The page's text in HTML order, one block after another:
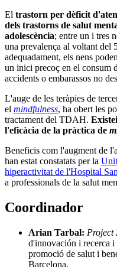
El trastorn per dèficit
dels trastorns de salut
adolescència; entre un i tres
una prevalença al voltant del
adequadament, els nens
un inici precoç en el consum
accidents o embarassos no
L'auge de les teràpies de
el mindfulness, ha obert les
tractament del TDAH.
l'eficàcia de la pràctica de
​Beneficis com l'augment de
han estat constatats per la
hiperactivitat de l'Hospital
a professionals de la salut
Coordinador
Arian Tarbal: Project
d'innovación i recerca
promoció de salut i
Barcelona.